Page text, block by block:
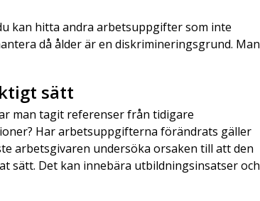
kan hitta andra arbetsuppgifter som inte
då ålder är en diskrimineringsgrund. Man
sätt
man tagit referenser från tidigare
Har arbetsuppgifterna förändrats gäller
arbetsgivaren undersöka orsaken till att den
sätt. Det kan innebära utbildningsinsatser och